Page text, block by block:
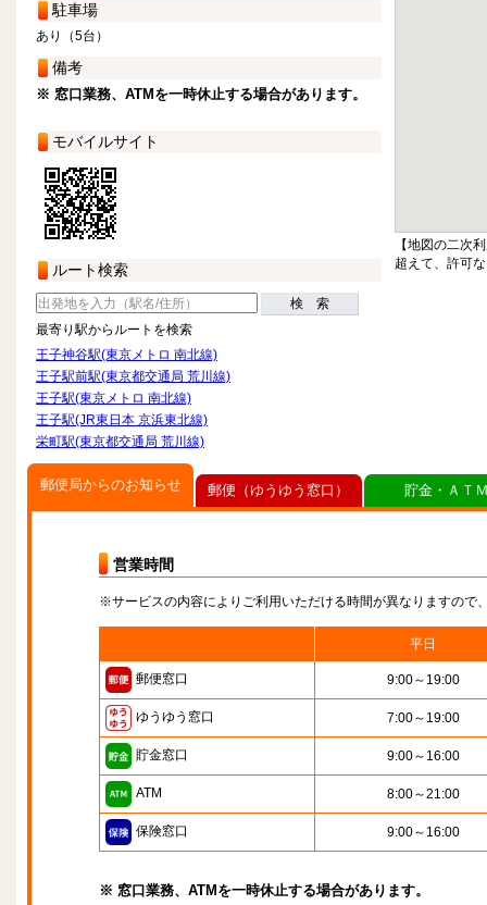
駐車場
あり（5台）
備考
※ 窓口業務、ATMを一時休止する場合があります。
モバイルサイト
ルート検索
検 索
最寄り駅からルートを検索
王子神谷駅(東京メトロ 南北線)
王子駅前駅(東京都交通局 荒川線)
王子駅(東京メトロ 南北線)
王子駅(JR東日本 京浜東北線)
栄町駅(東京都交通局 荒川線)
【地図の二次
超えて、許可
郵便局からのお知らせ
営業時間
※サービスの内容によりご利用いただける時間が異なりますので
平日
郵便窓口 9:00～19:00
ゆうゆう窓口 7:00～19:00
貯金窓口 9:00～16:00
ATM 8:00～21:00
保険窓口 9:00～16:00
※ 窓口業務、ATMを一時休止する場合があります。
郵便（ゆうゆう窓口） 貯金・ＡＴ